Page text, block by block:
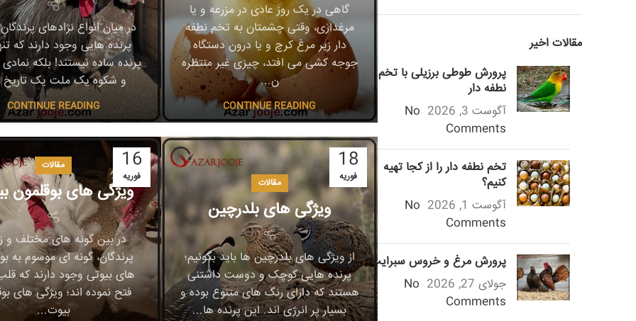
گاهی در یک روز عادی در مزرعه و یا
مرغداری، وقتی چشمتان به تخم نطفه
دار زیر مرغ کرچ و یا درون دستگاه
جوجه کشی می افتد، چیزی غیر منتظره
ن...
CONTINUE READING
در میان انواع نژادهای
پرنده هایی وجود دارند که
پرنده ساده نیستند! بلکه نمادی
و شکوه یک ملت یک تاریخ
CONTINUE READING
18
فوریه
مقالات
ویژگی های بلدرچین
از ویژگی های بلدرچین ها باید بگوئیم؛
پرنده هایی کوچک و دوست داشتنی
هستند که دارای رنگ های متنوع بوده و
بسیار پر انرژی اند. این پرنده ها...
16
فوریه
مقالات
ویژگی های بوقلمون
در بین گونه های مختلف و
پرندگان، گونه ای موسوم به
های بیوتی وجود دارند که
فتح نموده اند؛ ویژگی های
بیوت...
مقالات اخیر
پرورش طوطی برزیلی با تخم
نطفه دار
آگوست 3, 2026
No
Comments
تخم نطفه دار را از کجا تهیه
کنیم؟
آگوست 1, 2026
No
Comments
پرورش مرغ و خروس سبرایت
جولای 27, 2026
No
Comments